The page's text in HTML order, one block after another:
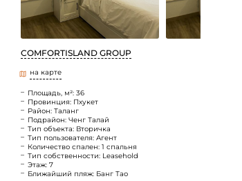
COMFORTISLAND GROUP
на карте
Площадь, м²: 36
Провинция: Пхукет
Район: Таланг
Подрайон: Ченг Талай
Тип объекта: Вторичка
Тип пользователя: Агент
Количество спален: 1 спальня
Тип собственности: Leasehold
Этаж: 7
Ближайший пляж: Банг Тао